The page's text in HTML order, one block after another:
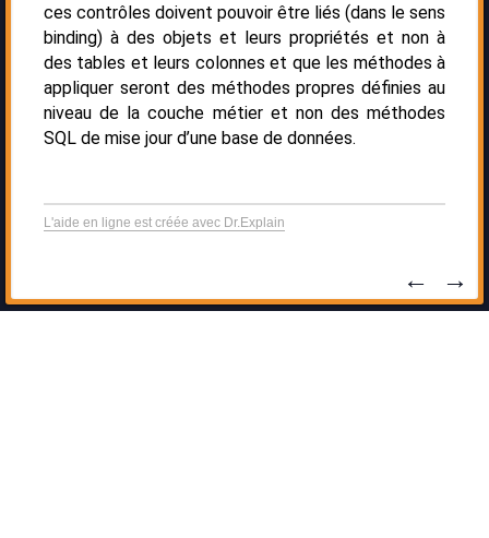
ces contrôles doivent pouvoir être liés (dans le sens
binding) à des objets et leurs propriétés et non à
des tables et leurs colonnes et que les méthodes à
appliquer seront des méthodes propres définies au
niveau de la couche métier et non des méthodes
SQL de mise jour d’une base de données.
L'aide en ligne est créée avec Dr.Explain